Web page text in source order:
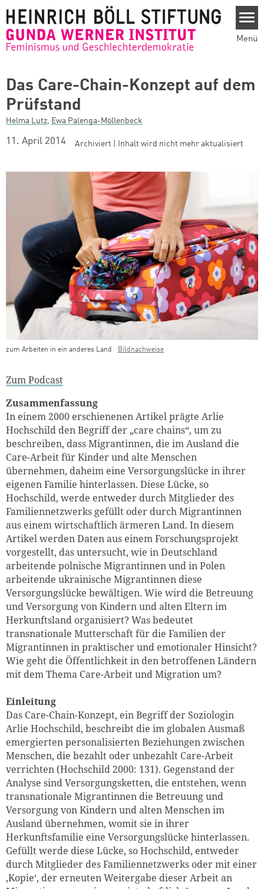
Menü
Das Care-Chain-Konzept auf dem
Prüfstand
Helma Lutz Ewa Palenga-Möllenbeck
11. April 2014 Archiviert | Inhalt wird nicht mehr aktualisiert
zum Arbeiten in ein anderes Land
Bildnachweise
Zum Podcast
Zusammenfassung
In einem 2000 erschienenen Artikel prägte Arlie
Hochschild den Begriff der „care chains“, um zu
beschreiben, dass Migrantinnen, die im Ausland die
Care-Arbeit für Kinder und alte Menschen
übernehmen, daheim eine Versorgungslücke in ihrer
eigenen Familie hinterlassen. Diese Lücke, so
Hochschild, werde entweder durch Mitglieder des
Familiennetzwerks gefüllt oder durch Migrantinnen
aus einem wirtschaftlich ärmeren Land. In diesem
Artikel werden Daten aus einem Forschungsprojekt
vorgestellt, das untersucht, wie in Deutschland
arbeitende polnische Migrantinnen und in Polen
arbeitende ukrainische Migrantinnen diese
Versorgungslücke bewältigen. Wie wird die Betreuung
und Versorgung von Kindern und alten Eltern im
Herkunftsland organisiert? Was bedeutet
transnationale Mutterschaft für die Familien der
Migrantinnen in praktischer und emotionaler Hinsicht?
Wie geht die Öffentlichkeit in den betroffenen Ländern
mit dem Thema Care-Arbeit und Migration um?
Einleitung
Das Care-Chain-Konzept, ein Begriff der Soziologin
Arlie Hochschild, beschreibt die im globalen Ausmaß
emergierten personalisierten Beziehungen zwischen
Menschen, die bezahlt oder unbezahlt Care-Arbeit
verrichten (Hochschild 2000: 131). Gegenstand der
Analyse sind Versorgungsketten, die entstehen, wenn
transnationale Migrantinnen die Betreuung und
Versorgung von Kindern und alten Menschen im
Ausland übernehmen, womit sie in ihrer
Herkunftsfamilie eine Versorgungslücke hinterlassen.
Gefüllt werde diese Lücke, so Hochschild, entweder
durch Mitglieder des Familiennetzwerks oder mit einer
‚Kopie‘, der erneuten Weitergabe dieser Arbeit an